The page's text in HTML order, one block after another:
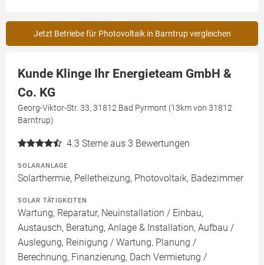
Jetzt Betriebe für Photovoltaik in Barntrup vergleichen
Kunde Klinge Ihr Energieteam GmbH &
Co. KG
Georg-Viktor-Str. 33, 31812 Bad Pyrmont (13km von 31812
Barntrup)
4.3 Sterne aus 3 Bewertungen
SOLARANLAGE
Solarthermie, Pelletheizung, Photovoltaik, Badezimmer
SOLAR TÄTIGKEITEN
Wartung, Reparatur, Neuinstallation / Einbau,
Austausch, Beratung, Anlage & Installation, Aufbau /
Auslegung, Reinigung / Wartung, Planung /
Berechnung, Finanzierung, Dach Vermietung /